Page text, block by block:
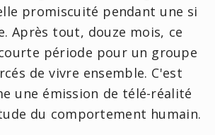
promiscuité pendant une si
Après tout, douze mois, ce
période pour un groupe
de vivre ensemble. C'est
une émission de télé-réalité
du comportement humain.